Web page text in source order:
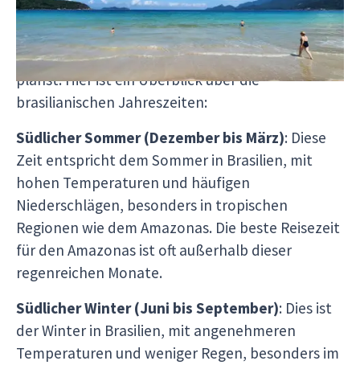
Reisezeit fürBrasilien Reisenhängt stark von der
Region und deinen geplanten Aktivitäten ab,
insbesondere wenn du eineBrasilien Rundreise
planst. Hier ist ein Überblick über die
brasilianischen Jahreszeiten:
Südlicher Sommer (Dezember bis März): Diese
Zeit entspricht dem Sommer in Brasilien, mit
hohen Temperaturen und häufigen
Niederschlägen, besonders in tropischen
Regionen wie dem Amazonas. Die beste Reisezeit
für den Amazonas ist oft außerhalb dieser
regenreichen Monate.
Südlicher Winter (Juni bis September): Dies ist
der Winter in Brasilien, mit angenehmeren
Temperaturen und weniger Regen, besonders im